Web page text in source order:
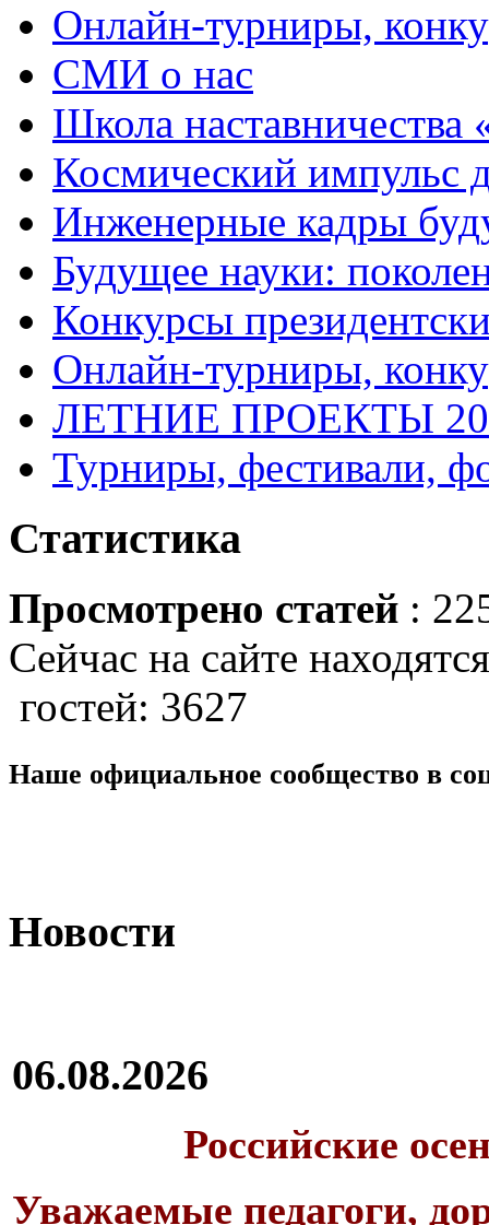
Онлайн-турниры,
СМИ о нас
Школа
Космический импульс
Инженерные кадры
Будущее науки:
Конкурсы
Онлайн-турниры,
ЛЕТНИЕ ПРОЕКТЫ
Турниры, фестивали,
Статистика
Просмотрено статей :
Сейчас на сайте
гостей: 3627
Наше официальное сообщество в
Новости
06.08.2026
Российские
Уважаемые педагоги,